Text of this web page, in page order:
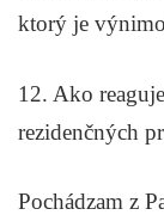
ktorý je
12. Ako
rezidenčných
Pochádzam z